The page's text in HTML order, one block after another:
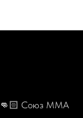
👊🏻 Союз ММА